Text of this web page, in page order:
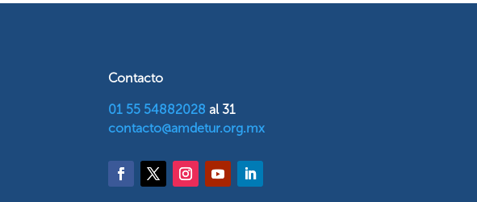
Contacto
01 55 54882028 al 31
contacto@amdetur.org.mx